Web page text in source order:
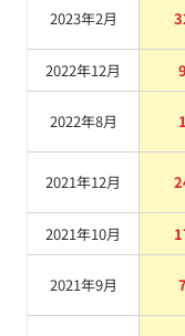
2023年2月
2022年12月
2022年8月
2021年12月
2021年10月
2021年9月